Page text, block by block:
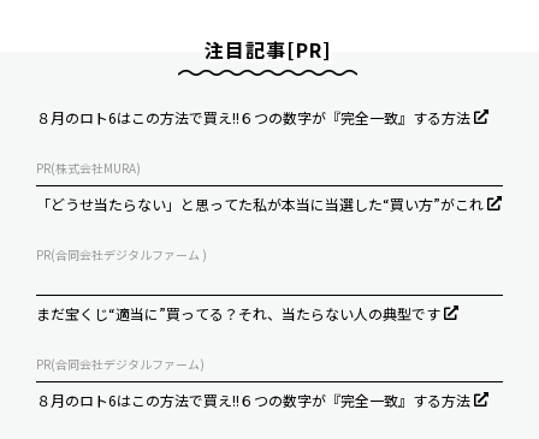
注目記事[PR]
８月のロト6はこの方法で買え!!６つの数字が『完全一致』する方法
PR(株式会社MURA)
「どうせ当たらない」と思ってた私が本当に当選した“買い方”がこれ
PR(合同会社デジタルファーム )
まだ宝くじ“適当に”買ってる？それ、当たらない人の典型です
PR(合同会社デジタルファーム)
８月のロト6はこの方法で買え!!６つの数字が『完全一致』する方法